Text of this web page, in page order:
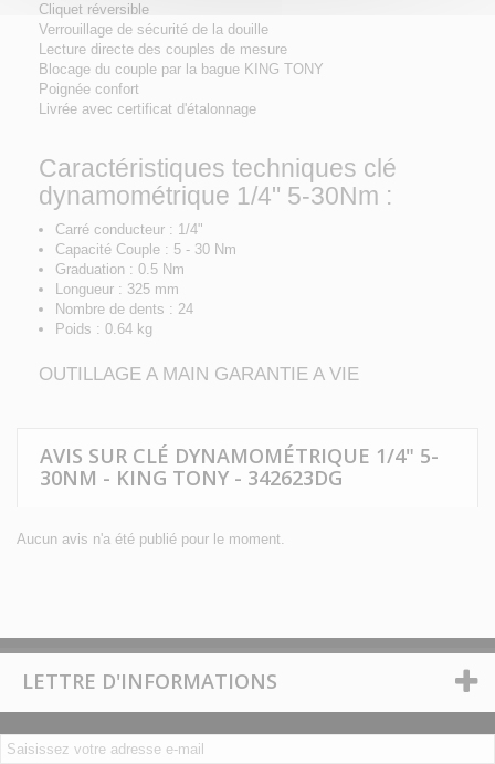
Cliquet réversible
Verrouillage de sécurité de la douille
Lecture directe des couples de mesure
Blocage du couple par la bague KING TONY
Poignée confort
Livrée avec certificat d'étalonnage
Caractéristiques techniques clé
dynamométrique 1/4" 5-30Nm :
Carré conducteur : 1/4"
Capacité Couple : 5 - 30 Nm
Graduation : 0.5 Nm
Longueur : 325 mm
Nombre de dents : 24
Poids : 0.64 kg
OUTILLAGE A MAIN GARANTIE A VIE
AVIS SUR CLÉ DYNAMOMÉTRIQUE 1/4" 5-
30NM - KING TONY - 342623DG
Aucun avis n'a été publié pour le moment.
LETTRE D'INFORMATIONS